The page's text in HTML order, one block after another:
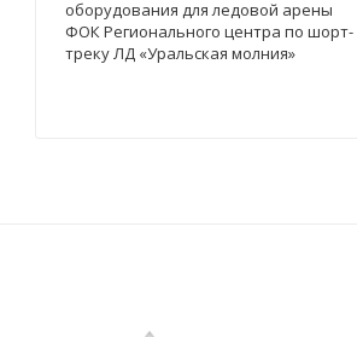
оборудования для ледовой арены
ФОК Регионального центра по шорт-
треку ЛД «Уральская молния»